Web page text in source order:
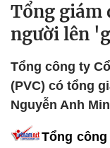
Tổng giám
người lên
Tổng công ty
(PVC) có tổng
Nguyễn Anh
Tổng